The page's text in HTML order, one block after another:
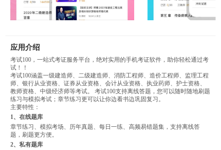
应用介绍
考试100，一站式考证服务平台，绝对实用的手机考证软件，助你轻松通过考
试！！
考试100涵盖一级建造师、二级建造师、消防工程师、造价工程师、监理工程
师、银行从业资格、证券从业资格、会计从业资格、执业药师、护士资格、
教师资格、中级经济师等考试。 考试100支持离线答题，您可以随时随地刷题
练习与模拟考试；章节练习更可以让你边看书边巩固复习。
主要特性：
1、在线题库
章节练习、模拟考场、历年真题、每日一练、高频易错题集，支持离线答
题，刷题更方便。
2、私有题库